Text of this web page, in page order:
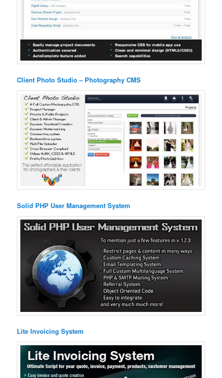
Client Photo Studio – Photography CMS
Solid PHP User Management System
Lite Invoicing System